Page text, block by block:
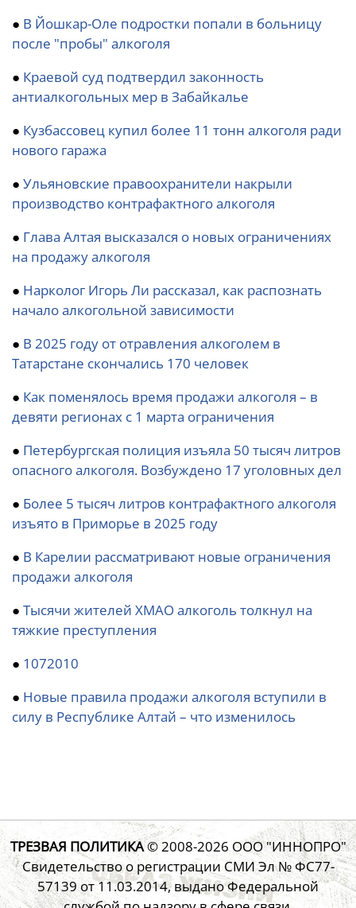
● В Йошкар-Оле подростки попали в больницу
после "пробы" алкоголя
● Краевой суд подтвердил законность
антиалкогольных мер в Забайкалье
● Кузбассовец купил более 11 тонн алкоголя ради
нового гаража
● Ульяновские правоохранители накрыли
производство контрафактного алкоголя
● Глава Алтая высказался о новых ограничениях
на продажу алкоголя
● Нарколог Игорь Ли рассказал, как распознать
начало алкогольной зависимости
● В 2025 году от отравления алкоголем в
Татарстане скончались 170 человек
● Как поменялось время продажи алкоголя – в
девяти регионах с 1 марта ограничения
● Петербургская полиция изъяла 50 тысяч литров
опасного алкоголя. Возбуждено 17 уголовных дел
● Более 5 тысяч литров контрафактного алкоголя
изъято в Приморье в 2025 году
● В Карелии рассматривают новые ограничения
продажи алкоголя
● Тысячи жителей ХМАО алкоголь толкнул на
тяжкие преступления
● 1072010
● Новые правила продажи алкоголя вступили в
силу в Республике Алтай – что изменилось
ТРЕЗВАЯ ПОЛИТИКА© 2008-2026 ООО "ИННОПРО"
Свидетельство о регистрации СМИ Эл № ФС77-
57139 от 11.03.2014, выдано Федеральной